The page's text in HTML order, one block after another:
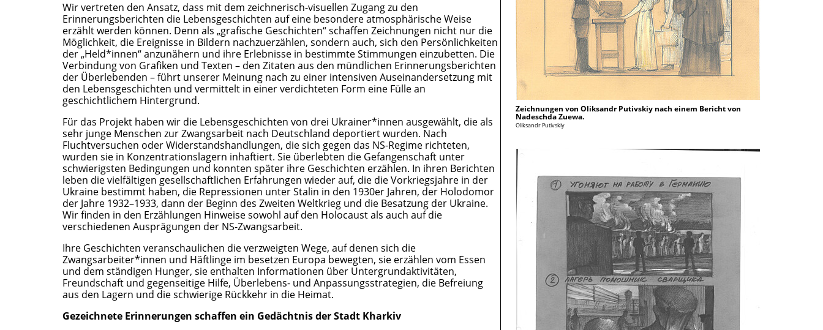
Wir vertreten den Ansatz, dass mit dem zeichnerisch-visuellen Zugang zu den
Erinnerungsberichten die Lebensgeschichten auf eine besondere atmosphärische Weise
erzählt werden können. Denn als „grafische Geschichten“ schaffen Zeichnungen nicht nur die
Möglichkeit, die Ereignisse in Bildern nachzuerzählen, sondern auch, sich den Persönlichkeiten
der „Held*innen“ anzunähern und ihre Erlebnisse in bestimmte Stimmungen einzubetten. Die
Verbindung von Grafiken und Texten – den Zitaten aus den mündlichen Erinnerungsberichten
der Überlebenden – führt unserer Meinung nach zu einer intensiven Auseinandersetzung mit
den Lebensgeschichten und vermittelt in einer verdichteten Form eine Fülle an
geschichtlichem Hintergrund.
Für das Projekt haben wir die Lebensgeschichten von drei Ukrainer*innen ausgewählt, die als
sehr junge Menschen zur Zwangsarbeit nach Deutschland deportiert wurden. Nach
Fluchtversuchen oder Widerstandshandlungen, die sich gegen das NS-Regime richteten,
wurden sie in Konzentrationslagern inhaftiert. Sie überlebten die Gefangenschaft unter
schwierigsten Bedingungen und konnten später ihre Geschichten erzählen. In ihren Berichten
leben die vielfältigen gesellschaftlichen Erfahrungen wieder auf, die die Vorkriegsjahre in der
Ukraine bestimmt haben, die Repressionen unter Stalin in den 1930er Jahren, der Holodomor
der Jahre 1932–1933, dann der Beginn des Zweiten Weltkrieg und die Besatzung der Ukraine.
Wir finden in den Erzählungen Hinweise sowohl auf den Holocaust als auch auf die
verschiedenen Ausprägungen der NS-Zwangsarbeit.
Ihre Geschichten veranschaulichen die verzweigten Wege, auf denen sich die
Zwangsarbeiter*innen und Häftlinge im besetzen Europa bewegten, sie erzählen vom Essen
und dem ständigen Hunger, sie enthalten Informationen über Untergrundaktivitäten,
Freundschaft und gegenseitige Hilfe, Überlebens- und Anpassungsstrategien, die Befreiung
aus den Lagern und die schwierige Rückkehr in die Heimat.
Gezeichnete Erinnerungen schaffen ein Gedächtnis der Stadt Kharkiv
Zeichnungen von Oliksandr Putivskiy nach einem Bericht von
Nadeschda Zuewa.
Oliksandr Putivskiy